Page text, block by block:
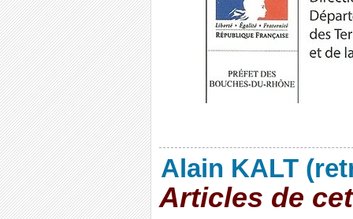
Alain KALT
Articles de